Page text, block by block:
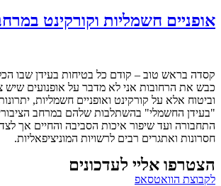
אופניים חשמליות וקורקינט
קסדה בראש טוב – קודם כל בטיחות בעידן שבו
כבש את הרחובות אני לא מדבר על אופנועים שיש
וביטוח אלא על קורקינט ואופניים חשמליות,
"בעידן החשמלי" בהשתלבות שלהם במרחב
התחבורה ועד שיפור איכות הסביבה והחיים אך
חסרונות ואתגרים רבים לרשויות המוניציפאליות.
הצטרפו אליי לעדכונים
לקבוצת הוואטסאפ